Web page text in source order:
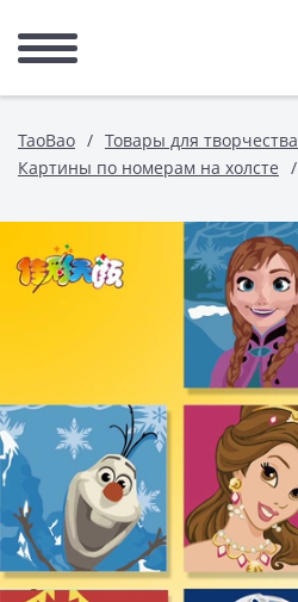
TaoBao
Товары для творчества
Картины по номерам на холсте